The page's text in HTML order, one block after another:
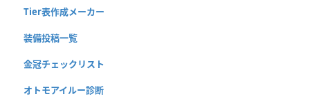
Tier表作成メーカー
装備投稿一覧
金冠チェックリスト
オトモアイルー診断